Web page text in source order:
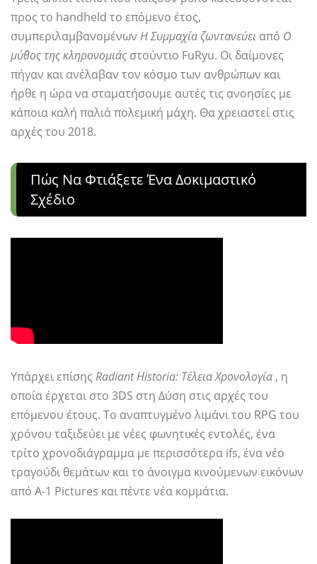
προς το handheld το επόμενο έτος,
συμπεριλαμβανομένων Η Συμμαχία ζωντανεύει από Ο
μύθος της κληρονομιάς στούντιο FuRyu. Οι δαίμονες
πήγαν και ανέλαβαν τον κόσμο των ανθρώπων και
ήρθε η ώρα να σταματήσουμε αυτές τις ανοησίες με
κάποια καλή παλιά πολεμική μάχη. Θα χρειαστεί στις
αρχές του 2018.
Πώς Να Φτιάξετε Ένα Δοκιμαστικό
Σχέδιο
Υπάρχει επίσης Radiant Historia: Τέλεια Χρονολογία , η
οποία έρχεται στο 3DS στη Δύση στις αρχές του
επόμενου έτους. Το αναπτυγμένο λιμάνι του RPG του
χρόνου ταξιδεύει με νέες φωνητικές εντολές, ένα
τρίτο χρονοδιάγραμμα με περισσότερα ifs, ένα νέο
τραγούδι θεμάτων και το άνοιγμα κινούμενων εικόνων
από A-1 Pictures και πέντε νέα κομμάτια.